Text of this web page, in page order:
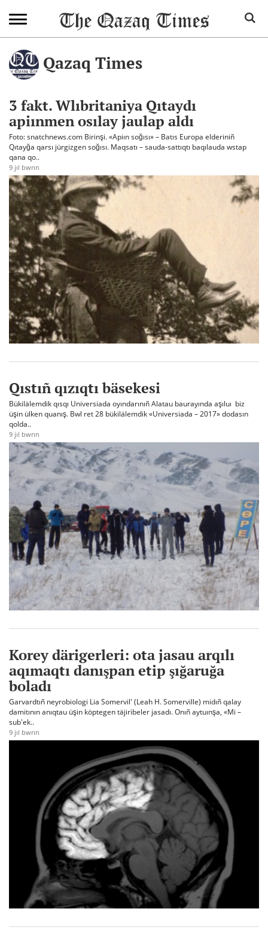
Qazaq Times
3 fakt. Wlıbritaniya Qıtaydı
apiınmen osılay jaulap aldı
Foto: snatchnews.com Birinşi. «Apiın soğısı» – Batıs Europa elderiniñ
Qıtayğa qarsı jürgizgen soğısı. Maqsatı – sauda-sattıqtı baqılauda wstap
qana qo..
9 jıl bwrın
Qıstıñ qızıqtı bäsekesi
Bükilälemdik qısqı Universiada oyındarınıñ Alatau baurayında aşıluı biz
üşin ülken quanış. Bwl ret 28 bükilälemdik «Universiada – 2017» dodasın
qolda..
9 jıl bwrın
Korey därigerleri: ota jasau arqılı
aqımaqtı danışpan etip şığaruğa
boladı
Garvardtıñ neyrobiologi Lia Somervil' (Leah H. Somerville) midıñ qalay
damitının anıqtau üşin köptegen täjiribeler jasadı. Onıñ aytuınşa, «Mi –
sub'ek..
9 jıl bwrın